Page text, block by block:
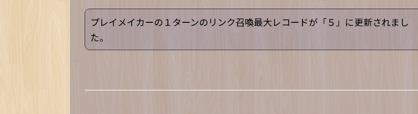
プレイメイカーの１ターンのリンク召喚最大レコードが「５」に更新されまし
た。